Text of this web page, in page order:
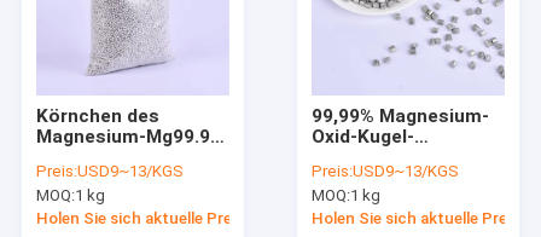
Körnchen des
Magnesium-Mg99.98
Reinigungsapparat-
Magnesium-Kugeln
alkalische orp Bälle
Preis:USD9~13/KGS
MOQ:1 kg
Holen Sie sich aktuelle Preis
99,99% Magnesium-
Oxid-Kugel-
Körnchen für
Trinkwasser-
Behandlung Flliter für
Preis:USD9~13/KGS
MOQ:1 kg
Holen Sie sich aktuelle Preis